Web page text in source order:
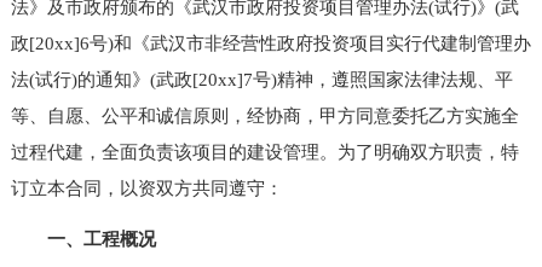
法》及市政府颁布的《武汉市政府投资项目管理办法(试行)》(武
政[20xx]6号)和《武汉市非经营性政府投资项目实行代建制管理办
法(试行)的通知》(武政[20xx]7号)精神，遵照国家法律法规、平
等、自愿、公平和诚信原则，经协商，甲方同意委托乙方实施全
过程代建，全面负责该项目的建设管理。为了明确双方职责，特
订立本合同，以资双方共同遵守：
一、工程概况